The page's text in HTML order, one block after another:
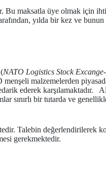
Bu maksatla üye olmak için
yılda bir kez ve bunun
NATO Logistics Stock
malzemelerden
ederek karşılamaktadır.
sınırlı bir tutarda ve
Talebin değerlendirilerek
gerekmektedir.